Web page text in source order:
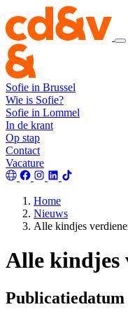
Sofie in Brussel
Wie is Sofie?
Sofie in Lommel
In de krant
Op stap
Contact
Vacature
Home
Nieuws
Alle kindjes
Alle kindjes
Publicatiedatum